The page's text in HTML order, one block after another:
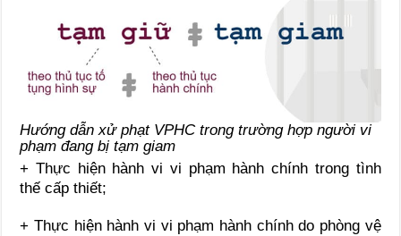
Hướng dẫn xử phạt VPHC trong trường hợp người vi
phạm đang bị tạm giam
+ Thực hiện hành vi vi phạm hành chính trong tình
thế cấp thiết;
+ Thực hiện hành vi vi phạm hành chính do phòng vệ